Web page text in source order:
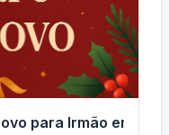
para Irmão em